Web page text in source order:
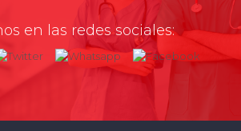
en las redes sociales: